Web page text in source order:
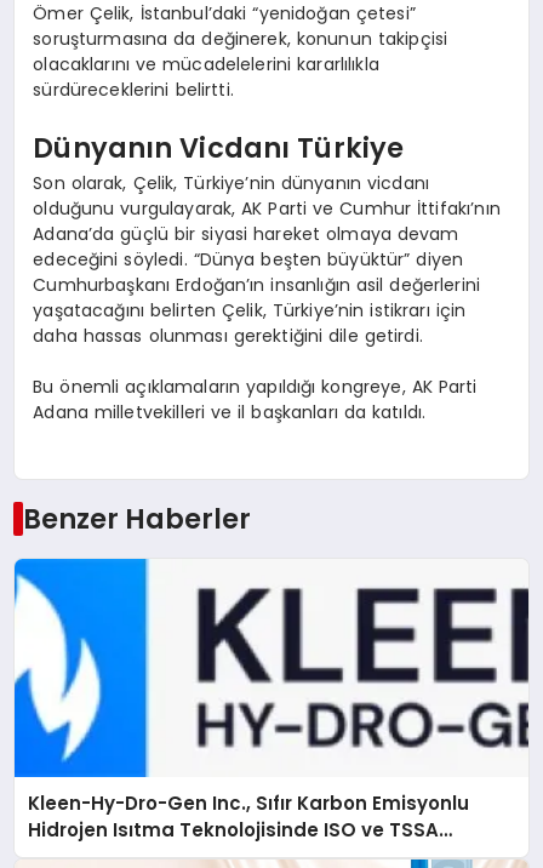
Ömer Çelik, İstanbul’daki “yenidoğan çetesi”
soruşturmasına da değinerek, konunun takipçisi
olacaklarını ve mücadelelerini kararlılıkla
sürdüreceklerini belirtti.
Dünyanın Vicdanı Türkiye
Son olarak, Çelik, Türkiye’nin dünyanın vicdanı
olduğunu vurgulayarak, AK Parti ve Cumhur İttifakı’nın
Adana’da güçlü bir siyasi hareket olmaya devam
edeceğini söyledi. “Dünya beşten büyüktür” diyen
Cumhurbaşkanı Erdoğan’ın insanlığın asil değerlerini
yaşatacağını belirten Çelik, Türkiye’nin istikrarı için
daha hassas olunması gerektiğini dile getirdi.
Bu önemli açıklamaların yapıldığı kongreye, AK Parti
Adana milletvekilleri ve il başkanları da katıldı.
Benzer Haberler
Kleen-Hy-Dro-Gen Inc., Sıfır Karbon Emisyonlu
Hidrojen Isıtma Teknolojisinde ISO ve TSSA
Düzenleyici Onaylarını Aldı